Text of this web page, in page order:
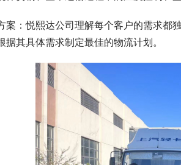
案：悦熙达公司理解每个客户的需求都
据其具体需求制定最佳的物流计划。
业优选：小娃科技领
合物电芯定制全链路
风光大基地并网消
EP 电力展集中展
成套技术